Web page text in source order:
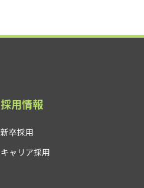
採用情報
新卒採用
キャリア採用